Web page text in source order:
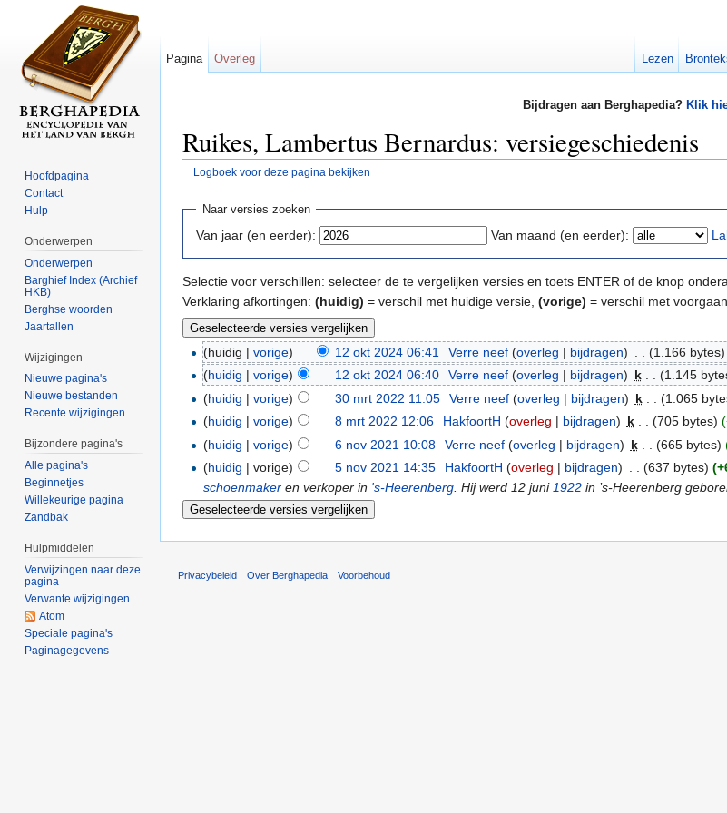
Bijdragen aan Berghapedia? Klik
Ruikes, Lambertus Bernardus: versiegeschiedenis
Logboek voor deze pagina bekijken
Naar versies zoeken
Van jaar (en eerder): Van maand (en eerder):
Selectie voor verschillen: selecteer de te vergelijken versies en toets ENTER of de knop
Verklaring afkortingen: (huidig) = verschil met huidige versie, (vorige) = verschil met
(huidig |vorige) 12 okt 2024 06:41 Verre neef (overleg | bijdragen) (1.166 bytes)
(huidig |vorige) 12 okt 2024 06:40 Verre neef (overleg | bijdragen) k . . (1.145
(huidig |vorige) 30 mrt 2022 11:05 Verre neef (overleg | bijdragen) k (1.065
(huidig |vorige) 8 mrt 2022 12:06 HakfoortH (overleg | bijdragen) k (705 bytes)
(huidig |vorige) 6 nov 2021 10:08 Verre neef (overleg | bijdragen) k (665 bytes)
(huidig | vorige) 5 nov 2021 14:35 HakfoortH (overleg | bijdragen) (637 bytes)
schoenmaker en verkoper in 's-Heerenberg . Hij werd 12 juni 1922 in ’s-Heerenberg
Pagina Overleg Lezen
Hoofdpagina
Contact
Hulp
Onderwerpen
Onderwerpen
Barghief Index (Archief
HKB)
Berghse woorden
Jaartallen
Wijzigingen
Nieuwe pagina's
Nieuwe bestanden
Recente wijzigingen
Bijzondere pagina's
Alle pagina's
Beginnetjes
Willekeurige pagina
Zandbak
Hulpmiddelen
Verwijzingen naar deze
pagina
Verwante wijzigingen
Atom
Speciale pagina's
Paginagegevens
Privacybeleid Over Berghapedia Voorbehoud